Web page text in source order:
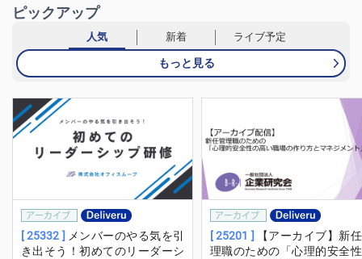
ピックアップ
人気 新着 ライブ予定
もっと見る
[ 25332 ] メンバーのやる気を引
き出そう！初めてのリーダーシ
[ 25201 ]
【アーカイブ】新
理職のための「心理的安全